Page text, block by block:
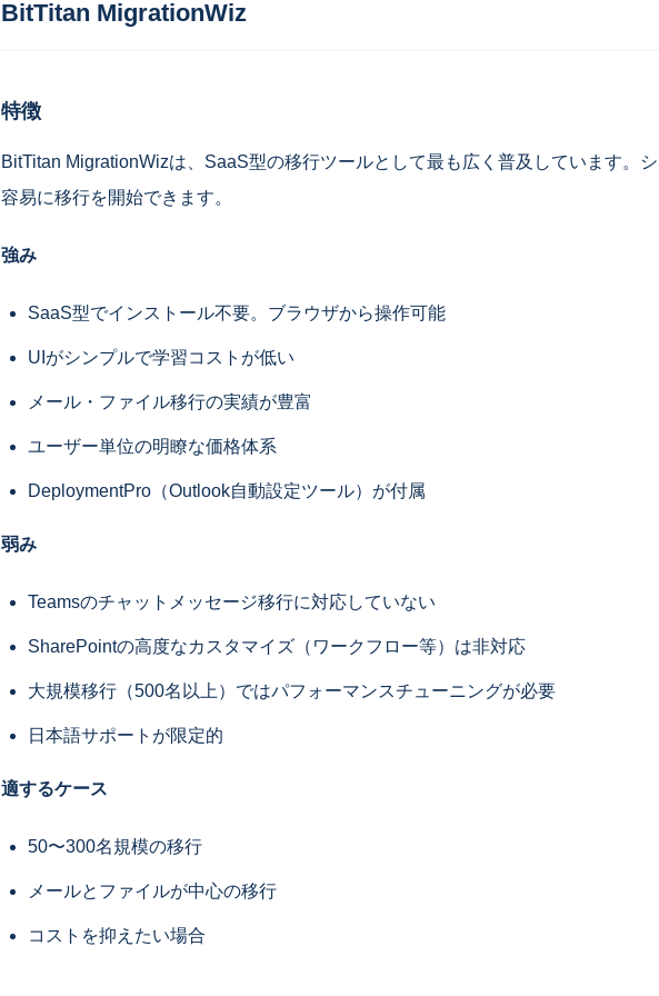
BitTitan MigrationWiz
特徴
BitTitan MigrationWizは、SaaS型の移行ツールとして最も広く普及しています。
容易に移行を開始できます。
強み
SaaS型でインストール不要。ブラウザから操作可能
UIがシンプルで学習コストが低い
メール・ファイル移行の実績が豊富
ユーザー単位の明瞭な価格体系
DeploymentPro（Outlook自動設定ツール）が付属
弱み
Teamsのチャットメッセージ移行に対応していない
SharePointの高度なカスタマイズ（ワークフロー等）は非対応
大規模移行（500名以上）ではパフォーマンスチューニングが必要
日本語サポートが限定的
適するケース
50〜300名規模の移行
メールとファイルが中心の移行
コストを抑えたい場合